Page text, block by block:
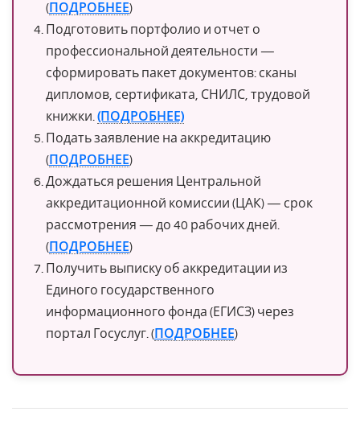
(ПОДРОБНЕЕ)
Подготовить портфолио и отчет о
профессиональной деятельности —
сформировать пакет документов: сканы
дипломов, сертификата, СНИЛС, трудовой
книжки. (ПОДРОБНЕЕ)
Подать заявление на аккредитацию
(ПОДРОБНЕЕ)
Дождаться решения Центральной
аккредитационной комиссии (ЦАК) — срок
рассмотрения — до 40 рабочих дней.
(ПОДРОБНЕЕ)
Получить выписку об аккредитации из
Единого государственного
информационного фонда (ЕГИСЗ) через
портал Госуслуг. (ПОДРОБНЕЕ)